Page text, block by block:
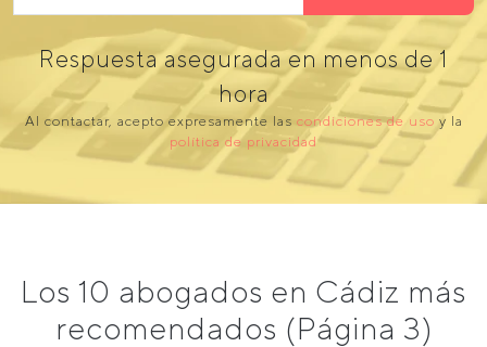
Respuesta asegurada en menos de 1
hora
Al contactar, acepto expresamente las condiciones de uso y la
política de privacidad
Los 10 abogados en Cádiz más
recomendados (Página 3)